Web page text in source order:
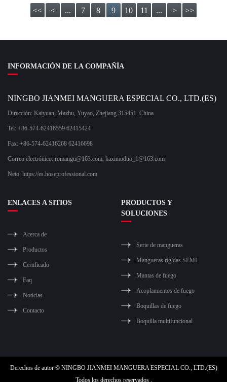
<< < ... 7 8 9 10 11 ... > >>
INFORMACIÓN DE LA COMPAÑÍA
NINGBO JIANMEI MANGUERA ESPECIAL CO., LTD.(ES)
Dirección: Kaiyuan, Mazhu, Yuyao, Zhejiang 315451, China
Tel: +86-574-62416559 62415424
Fax: +86-574-62416268 62416698
Correo electrónico: romangu@163.com, kaximoduo_1@163.com
Neto: https://es.hoseprofessional.com
ENLACES A SITIOS
Acerca de
Productos
Certificado
Faq
Noticias
Contacto
PRODUCTOS Y
SOLUCIONES
Serie de mangueras
Mangueras rígidas SEMI
Mantas de fuego
Acoplamientos de fuego
Boquillas de fuego
Boquilla multifuncional
Derechos de autor © NINGBO JIANMEI MANGUERA ESPECIAL CO., LTD.(ES)
Todos los derechos reservados .